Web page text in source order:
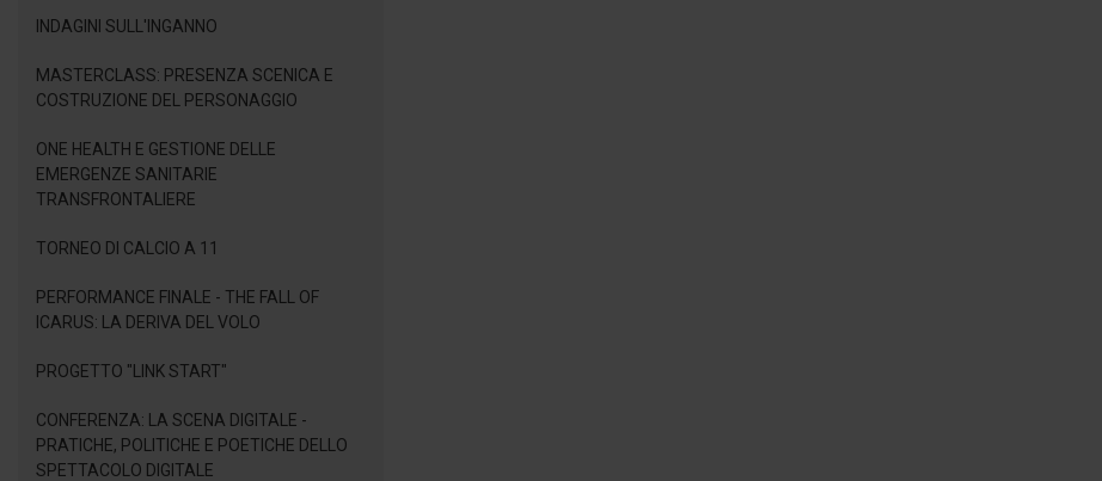
INDAGINI SULL'INGANNO
MASTERCLASS: PRESENZA SCENICA E
COSTRUZIONE DEL PERSONAGGIO
ONE HEALTH E GESTIONE DELLE
EMERGENZE SANITARIE
TRANSFRONTALIERE
TORNEO DI CALCIO A 11
PERFORMANCE FINALE - THE FALL OF
ICARUS: LA DERIVA DEL VOLO
PROGETTO "LINK START"
CONFERENZA: LA SCENA DIGITALE -
PRATICHE, POLITICHE E POETICHE DELLO
SPETTACOLO DIGITALE